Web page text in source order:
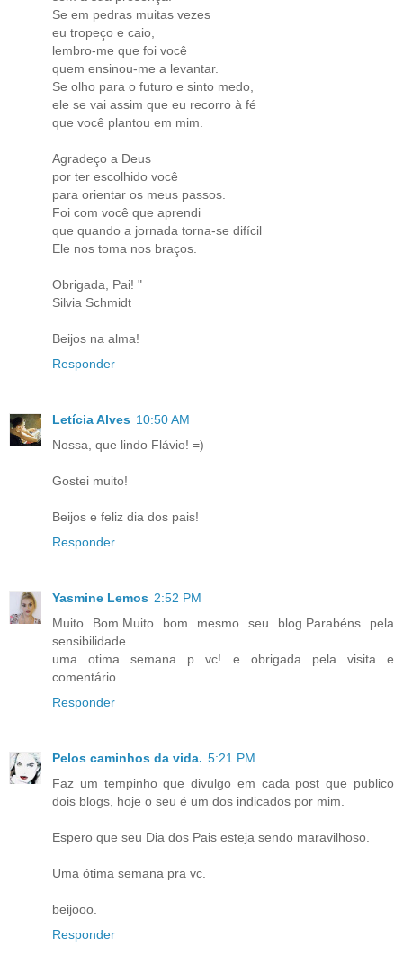
Se em pedras muitas vezes
eu tropeço e caio,
lembro-me que foi você
quem ensinou-me a levantar.
Se olho para o futuro e sinto medo,
ele se vai assim que eu recorro à fé
que você plantou em mim.
Agradeço a Deus
por ter escolhido você
para orientar os meus passos.
Foi com você que aprendi
que quando a jornada torna-se difícil
Ele nos toma nos braços.
Obrigada, Pai! "
Silvia Schmidt
Beijos na alma!
Responder
Letícia Alves 10:50 AM
Nossa, que lindo Flávio! =)
Gostei muito!
Beijos e feliz dia dos pais!
Responder
Yasmine Lemos 2:52 PM
Muito Bom.Muito bom mesmo seu blog.Parabéns pela
sensibilidade.
uma otima semana p vc! e obrigada pela visita e
comentário
Responder
Pelos caminhos da vida. 5:21 PM
Faz um tempinho que divulgo em cada post que publico
dois blogs, hoje o seu é um dos indicados por mim.
Espero que seu Dia dos Pais esteja sendo maravilhoso.
Uma ótima semana pra vc.
beijooo.
Responder